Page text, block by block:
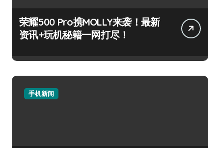
荣耀500 Pro携MOLLY来袭！最新
资讯+玩机秘籍一网打尽！
手机新闻